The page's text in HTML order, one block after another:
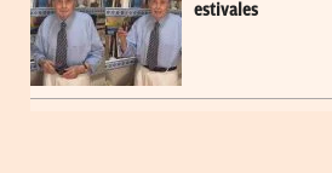
estivales